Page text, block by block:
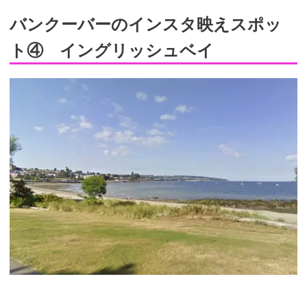
バンクーバーのインスタ映えスポッ
ト④ イングリッシュベイ